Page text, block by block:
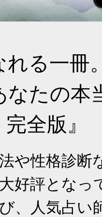
れる一冊
たの本
全版』
や性格診断
好評となっ
、人気占い